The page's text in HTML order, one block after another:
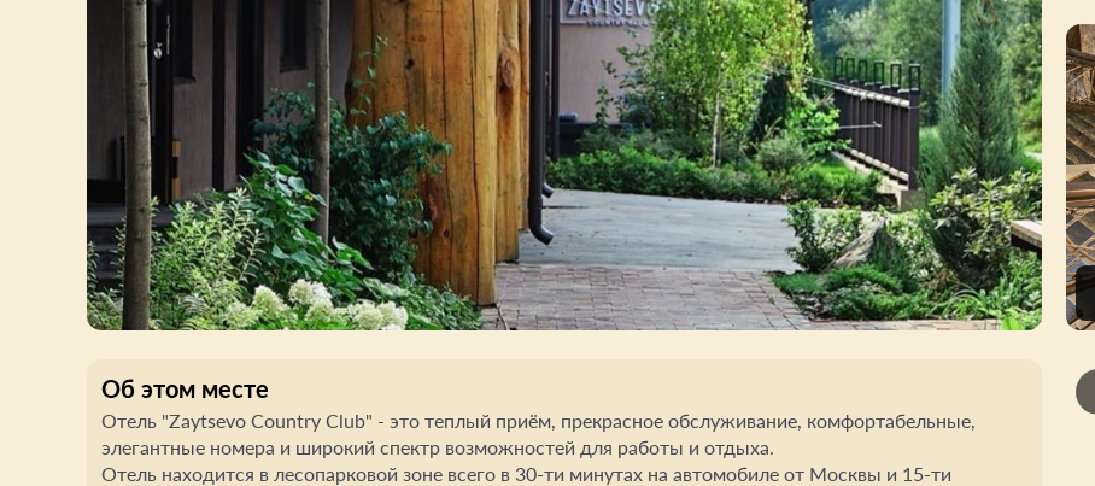
Об этом месте
Отель "Zaytsevo Country Club" - это теплый приём, прекрасное обслуживание, комфортабельные,
элегантные номера и широкий спектр возможностей для работы и отдыха.
Отель находится в лесопарковой зоне всего в 30-ти минутах на автомобиле от Москвы и 15-ти